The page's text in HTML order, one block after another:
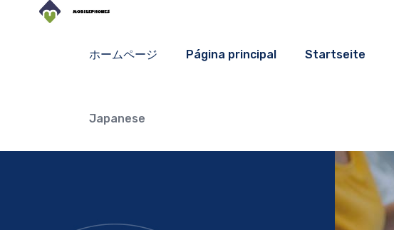
ホームページ Página principal Startseite
Japanese